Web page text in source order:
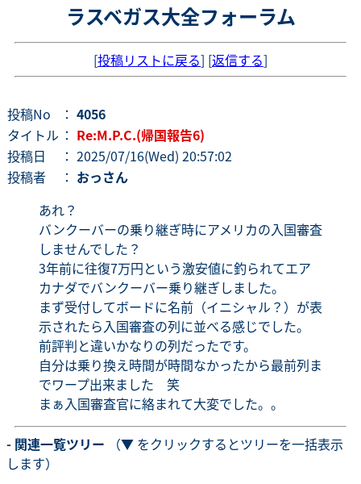
ラスベガス大全フォーラム
[投稿リストに戻る] [返信する]
投稿No ： 4056
タイトル ： Re:M.P.C.(帰国報告6)
投稿日
： 2025/07/16(Wed) 20:57:02
投稿者
： おっさん
あれ？
バンクーバーの乗り継ぎ時にアメリカの入国審査
しませんでした？
3年前に往復7万円という激安値に釣られてエア
カナダでバンクーバー乗り継ぎしました。
まず受付してボードに名前（イニシャル？）が表
示されたら入国審査の列に並べる感じでした。
前評判と違いかなりの列だったです。
自分は乗り換え時間が時間なかったから最前列ま
でワープ出来ました 笑
まぁ入国審査官に絡まれて大変でした。。
- 関連一覧ツリー （▼ をクリックするとツリーを一括表示
します）